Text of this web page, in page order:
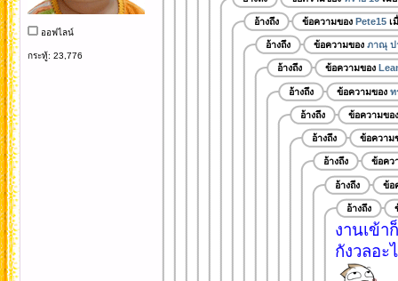
ออฟไลน์
กระทู้: 23,776
อ้างถึง ข้อความของ Pete15เ
อ้างถึง ข้อความของ ภาณุ ป
อ้างถึง ข้อความของ
อ้างถึง ข้อความของ ท
อ้างถึง ข้อความขอ
อ้างถึง ข้อความ
อ้างถึง ข้อคว
อ้างถึง ข้อ
อ้างถึง
งานเข้า
กังวลอะ